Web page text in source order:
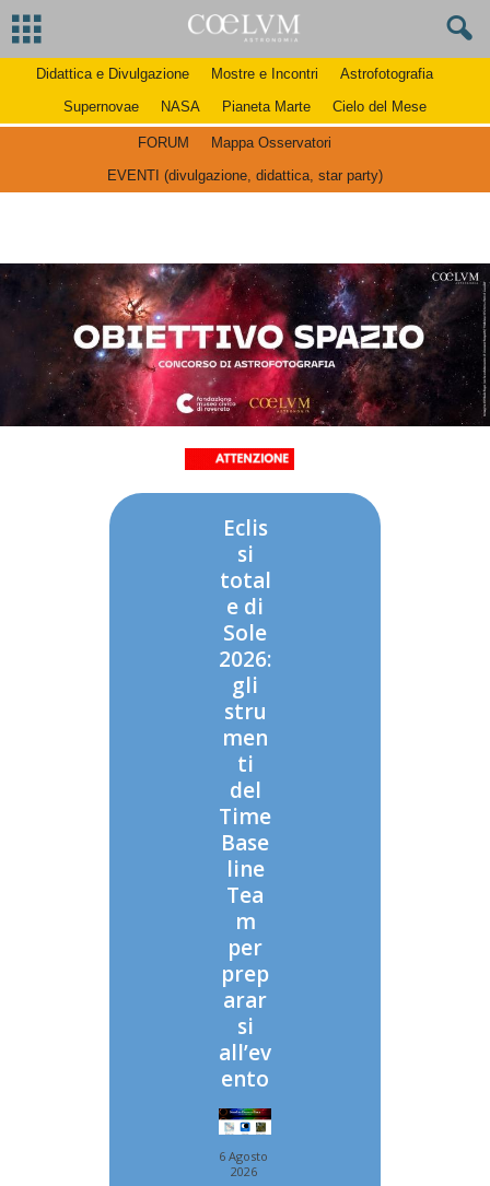
Didattica e Divulgazione Mostre e Incontri
Astrofotografia
Supernovae
NASA Pianeta Marte Cielo del Mese
FORUM
Mappa Osservatori
EVENTI (divulgazione, didattica, star party)
Eclis
si
total
e di
Sole
2026:
gli
stru
men
ti
del
Time
Base
line
Tea
m
per
prep
arar
si
all’ev
ento
6 Agosto
2026